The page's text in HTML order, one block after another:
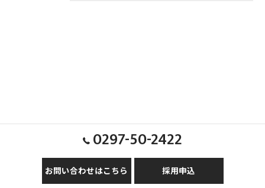
0297-50-2422
お問い合わせはこちら 採用申込